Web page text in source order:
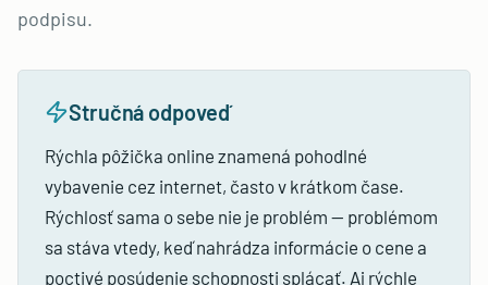
podpisu.
Stručná odpoveď
Rýchla pôžička online znamená pohodlné
vybavenie cez internet, často v krátkom čase.
Rýchlosť sama o sebe nie je problém — problémom
sa stáva vtedy, keď nahrádza informácie o cene a
poctivé posúdenie schopnosti splácať. Aj rýchle